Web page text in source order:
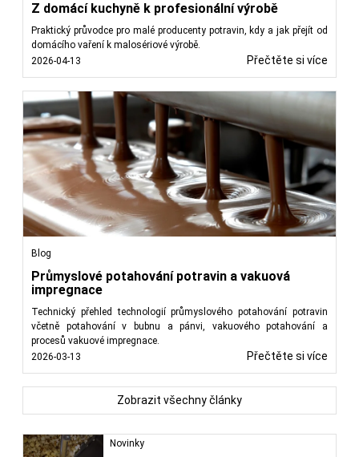
Novinky
Z domácí kuchyně k profesionální výrobě
Praktický průvodce pro malé producenty potravin, kdy a jak přejít od
domácího vaření k malosériové výrobě.
2026-04-13
Přečtěte si více
Blog
Průmyslové potahování potravin a vakuová
impregnace
Technický přehled technologií průmyslového potahování potravin
včetně potahování v bubnu a pánvi, vakuového potahování a
procesů vakuové impregnace.
2026-03-13
Přečtěte si více
Zobrazit všechny články